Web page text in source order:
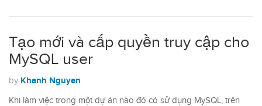
Tạo mới và cấp quyền truy cập cho
MySQL user
by Khanh Nguyen
Khi làm việc trong một dự án nào đó có sử dụng MySQL, trên